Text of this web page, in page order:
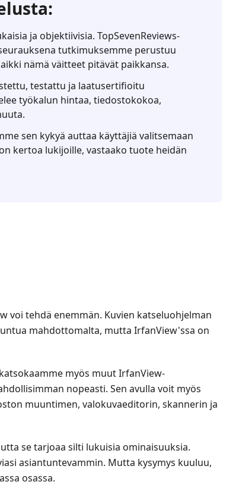
ja objektiivisia. TopSevenReviews-
tutkimuksemme perustuu
nämä väitteet pitävät paikkansa.
testattu ja laatusertifioitu
työkalun hintaa, tiedostokokoa,
sen kykyä auttaa käyttäjiä valitsemaan
kertoa lukijoille, vastaako tuote heidän
voi tehdä enemmän. Kuvien katseluohjelman
mahdottomalta, mutta IrfanView'ssa on
myös muut IrfanView-
nopeasti. Sen avulla voit myös
muuntimen, valokuvaeditorin, skannerin ja
se tarjoaa silti lukuisia ominaisuuksia.
asiantuntevammin. Mutta kysymys kuuluu,
osassa.